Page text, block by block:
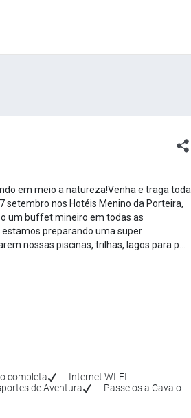
em meio a natureza!Venha e traga toda
setembro nos Hotéis Menino da Porteira,
um buffet mineiro em todas as
preparando uma super
nossas piscinas, trilhas, lagos para p...
completa
Internet WI-FI
de Aventura
Passeios a Cavalo